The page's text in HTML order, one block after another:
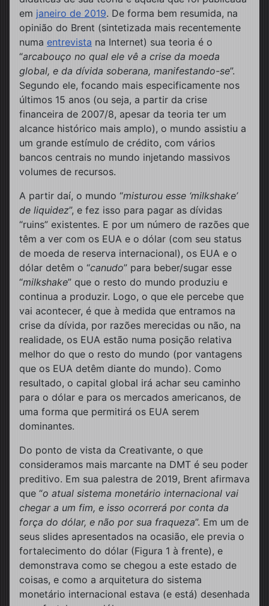
em janeiro de 2019. De forma bem resumida, na
opinião do Brent (sintetizada mais recentemente
numa entrevista na Internet) sua teoria é o
“arcabouço no qual ele vê a crise da moeda
global, e da dívida soberana, manifestando-se”.
Segundo ele, focando mais especificamente nos
últimos 15 anos (ou seja, a partir da crise
financeira de 2007/8, apesar da teoria ter um
alcance histórico mais amplo), o mundo assistiu a
um grande estímulo de crédito, com vários
bancos centrais no mundo injetando massivos
volumes de recursos.
A partir daí, o mundo “misturou esse ‘milkshake’
de liquidez”, e fez isso para pagar as dívidas
“ruins” existentes. E por um número de razões que
têm a ver com os EUA e o dólar (com seu status
de moeda de reserva internacional), os EUA e o
dólar detêm o “canudo” para beber/sugar esse
“milkshake” que o resto do mundo produziu e
continua a produzir. Logo, o que ele percebe que
vai acontecer, é que à medida que entramos na
crise da dívida, por razões merecidas ou não, na
realidade, os EUA estão numa posição relativa
melhor do que o resto do mundo (por vantagens
que os EUA detêm diante do mundo). Como
resultado, o capital global irá achar seu caminho
para o dólar e para os mercados americanos, de
uma forma que permitirá os EUA serem
dominantes.
Do ponto de vista da Creativante, o que
consideramos mais marcante na DMT é seu poder
preditivo. Em sua palestra de 2019, Brent afirmava
que “o atual sistema monetário internacional vai
chegar a um fim, e isso ocorrerá por conta da
força do dólar, e não por sua fraqueza”. Em um de
seus slides apresentados na ocasião, ele previa o
fortalecimento do dólar (Figura 1 à frente), e
demonstrava como se chegou a este estado de
coisas, e como a arquitetura do sistema
monetário internacional estava (e está) desenhada